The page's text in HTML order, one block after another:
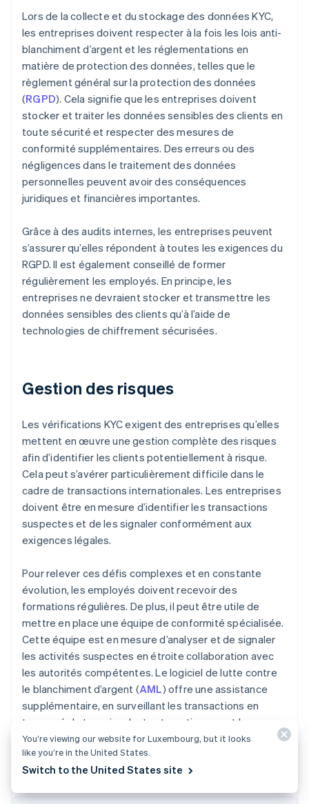
Lors de la collecte et du stockage des données KYC,
les entreprises doivent respecter à la fois les lois anti-
blanchiment d’argent et les réglementations en
matière de protection des données, telles que le
règlement général sur la protection des données
(RGPD). Cela signifie que les entreprises doivent
stocker et traiter les données sensibles des clients en
toute sécurité et respecter des mesures de
conformité supplémentaires. Des erreurs ou des
négligences dans le traitement des données
personnelles peuvent avoir des conséquences
juridiques et financières importantes.
Grâce à des audits internes, les entreprises peuvent
s’assurer qu’elles répondent à toutes les exigences du
RGPD. Il est également conseillé de former
régulièrement les employés. En principe, les
entreprises ne devraient stocker et transmettre les
données sensibles des clients qu’à l’aide de
technologies de chiffrement sécurisées.
Gestion des risques
Les vérifications KYC exigent des entreprises qu’elles
mettent en œuvre une gestion complète des risques
afin d’identifier les clients potentiellement à risque.
Cela peut s’avérer particulièrement difficile dans le
cadre de transactions internationales. Les entreprises
doivent être en mesure d’identifier les transactions
suspectes et de les signaler conformément aux
exigences légales.
Pour relever ces défis complexes et en constante
évolution, les employés doivent recevoir des
formations régulières. De plus, il peut être utile de
mettre en place une équipe de conformité spécialisée.
Cette équipe est en mesure d’analyser et de signaler
les activités suspectes en étroite collaboration avec
les autorités compétentes. Le logiciel de lutte contre
le blanchiment d’argent (AML) offre une assistance
supplémentaire, en surveillant les transactions en
temps réel et en signalant automatiquement les cas
suspects.
You’re viewing our website for Luxembourg, but it looks
like you’re in the United States.
Switch to the United States site